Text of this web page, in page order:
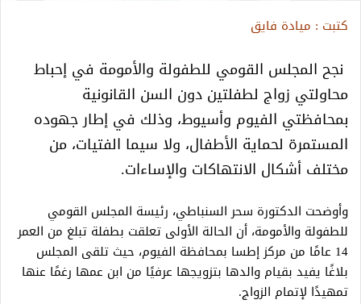
كتبت : ميادة فايق
نجح المجلس القومي للطفولة والأمومة في إحباط
محاولتي زواج لطفلتين دون السن القانونية
بمحافظتي الفيوم وأسيوط، وذلك في إطار جهوده
المستمرة لحماية الأطفال، ولا سيما الفتيات، من
مختلف أشكال الانتهاكات والإساءات.
وأوضحت الدكتورة سحر السنباطي، رئيسة المجلس القومي
للطفولة والأمومة، أن الحالة الأولى تعلقت بطفلة تبلغ من العمر
14 عامًا من مركز إطسا بمحافظة الفيوم، حيث تلقى المجلس
بلاغًا يفيد بقيام والدها بتزويجها عرفيًا من ابن عمها رغمًا عنها
تمهيدًا لإتمام الزواج.